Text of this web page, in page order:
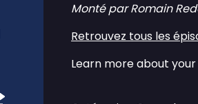
Monté par Romain
Retrouvez tous les
Learn more about